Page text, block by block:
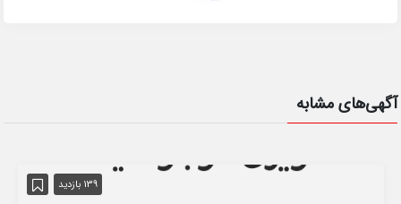
آگهی‌های مشابه
139 بازدید